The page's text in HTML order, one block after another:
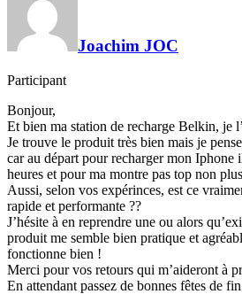
Joachim JOC
Participant
Bonjour,
Et bien ma station de recharge Belkin, je
Je trouve le produit très bien mais je
car au départ pour recharger mon Iphone
heures et pour ma montre pas top non
Aussi, selon vos expérinces, est ce
rapide et performante ??
J’hésite à en reprendre une ou alors
produit me semble bien pratique et
fonctionne bien !
Merci pour vos retours qui m’aideront à
En attendant passez de bonnes fêtes de fin